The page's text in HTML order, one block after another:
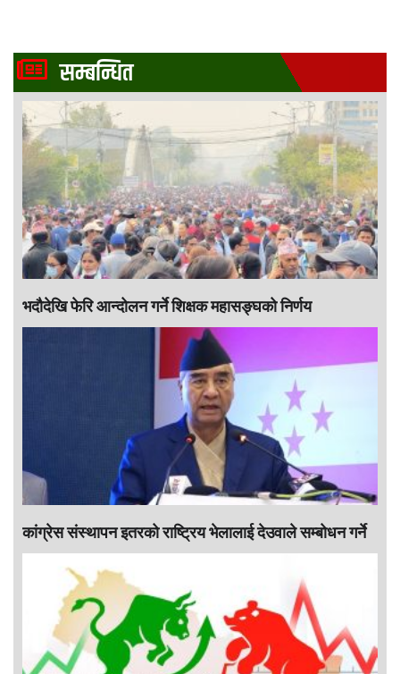
सम्बन्धित
भदौदेखि फेरि आन्दोलन गर्ने शिक्षक महासङ्घको निर्णय
कांग्रेस संस्थापन इतरको राष्ट्रिय भेलालाई देउवाले सम्बोधन गर्ने